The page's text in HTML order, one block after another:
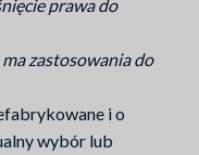
prawa do
zastosowania do
i o
wybór lub